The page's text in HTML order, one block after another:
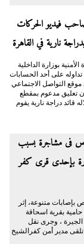
فيديو الحركات
نارية في القاهرة
بوزارة الداخلية
على أحد الحسابات
التواصل الاجتماعي
تعليق مدعوم بمقطع
قائد دراجة نارية يقوم
أشخاص فى مشاجرة بسبب
بإحدى قرى كفر
أشخاص بإصابات متنوعة، إثر
بقرية اسحاقة
، وجرى نقل
تلقى مدير أمن كفرالشيخ